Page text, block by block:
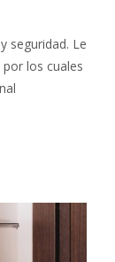
seguridad. Le
los cuales